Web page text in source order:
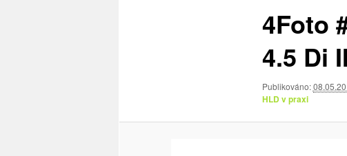
4Foto
4.5 Di
Publikováno:
HLD v praxi